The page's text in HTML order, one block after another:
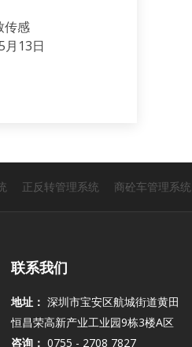
正反转管理系统 商砼车管理系统
联系我们
地址： 深圳市宝安区航城街道黄田
恒昌荣高新产业工业园9栋3楼A区
咨询： 0755 - 2708 7827